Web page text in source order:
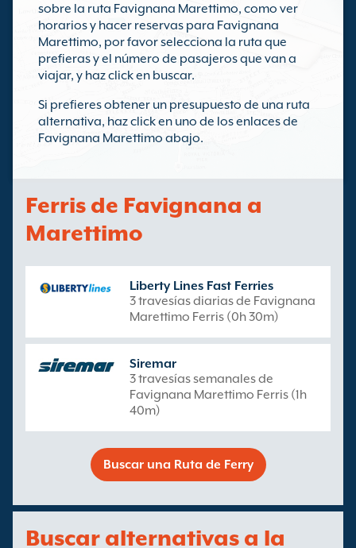
sobre la ruta Favignana Marettimo, como ver
horarios y hacer reservas para Favignana
Marettimo, por favor selecciona la ruta que
prefieras y el número de pasajeros que van a
viajar, y haz click en buscar.
Si prefieres obtener un presupuesto de una ruta
alternativa, haz click en uno de los enlaces de
Favignana Marettimo abajo.
Ferris de Favignana a
Marettimo
Liberty Lines Fast Ferries
3 travesías diarias de Favignana
Marettimo Ferris (0h 30m)
Siremar
3 travesías semanales de
Favignana Marettimo Ferris (1h
40m)
Buscar una Ruta de Ferry
Buscar alternativas a la